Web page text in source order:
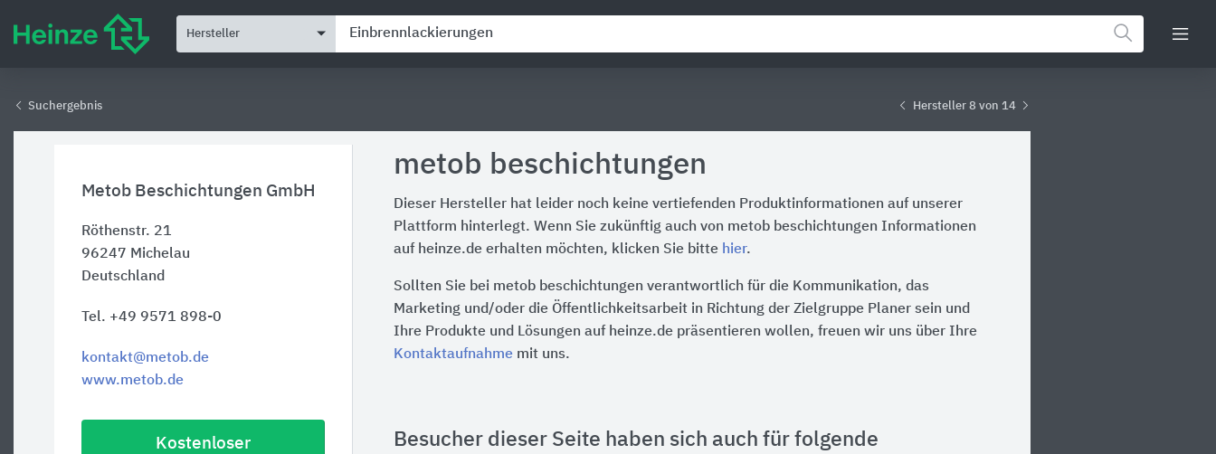
Hersteller
Suchergebnis Hersteller 8 von 14
Metob Beschichtungen GmbH
Röthenstr. 21
96247 Michelau
Deutschland
Tel. +49 9571 898-0
kontakt@metob.de
www.metob.de
Kostenloser
metob beschichtungen
Dieser Hersteller hat leider noch keine vertiefenden Produktinformationen auf unserer
Plattform hinterlegt. Wenn Sie zukünftig auch von metob beschichtungen Informationen
auf heinze.de erhalten möchten, klicken Sie bitte hier.
Sollten Sie bei metob beschichtungen verantwortlich für die Kommunikation, das
Marketing und/oder die Öffentlichkeitsarbeit in Richtung der Zielgruppe Planer sein und
Ihre Produkte und Lösungen auf heinze.de präsentieren wollen, freuen wir uns über Ihre
Kontaktaufnahme mit uns.
Besucher dieser Seite haben sich auch für folgende